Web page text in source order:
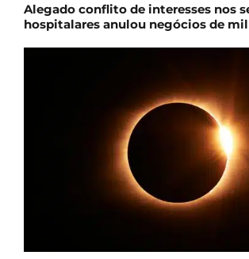
Alegado conflito de interesses nos
hospitalares anulou negócios de